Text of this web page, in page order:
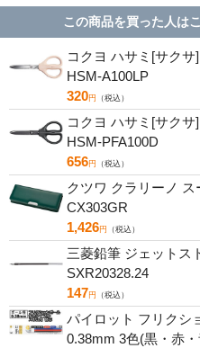
この商品を買った人は
コクヨ ハサミ[サク
HSM-A100LP
320円 （税込）
コクヨ ハサミ[サク
HSM-PFA100D
656円 （税込）
クツワ クラリーノ
CX303GR
1,426円 （税込）
三菱鉛筆 ジェットス
SXR20328.24
147円 （税込）
パイロット フリクシ
0.38mm 3色(黒・赤